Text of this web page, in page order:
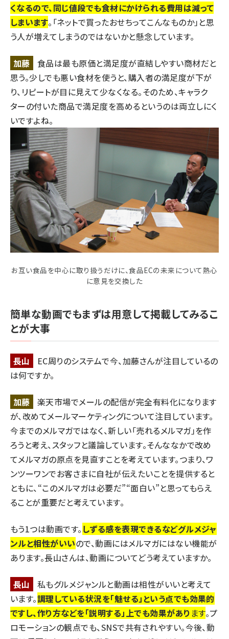
くなるので、同じ値段でも食材にかけられる費用は減って
しまいます。「ネットで買ったおせちってこんなものか」と思
う人が増えてしまうのではないかと懸念しています。
加藤
食品は最も原価と満足度が直結しやすい商材だと
思う。少しでも悪い食材を使うと、購入者の満足度が下が
り、リピートが目に見えて少なくなる。そのため、キャラク
ターの付いた商品で満足度を高めるというのは両立しにく
いですよね。
お互い食品を中心に取り扱うだけに、食品ECの未来について熱心
に意見を交換した
簡単な動画でもまずは用意して掲載してみるこ
とが大事
長山
EC周りのシステムで今、加藤さんが注目しているの
は何ですか。
加藤
楽天市場でメールの配信が完全有料化になります
が、改めてメールマーケティングについて注目しています。
今までのメルマガではなく、新しい「売れるメルマガ」を作
ろうと考え、スタッフと議論しています。そんななかで改め
てメルマガの原点を見直すことを考えています。つまり、ワ
ンツーワンでお客さまに自社が伝えたいことを提供すると
ともに、“このメルマガは必要だ”“面白い”と思ってもらえ
ることが重要だと考えています。
もう1つは動画です。 しずる感を表現できるなどグルメジャ
ンルと相性がいいので、動画にはメルマガにはない機能が
あります。長山さんは、動画についてどう考えていますか。
長山
私もグルメジャンルと動画は相性がいいと考えて
います。調理している状況を「魅せる」という点でも効果的
ですし、作り方などを「説明する」上でも効果があり ます。プ
ロモーションの観点でも、SNSで共有されやすい。今後、動